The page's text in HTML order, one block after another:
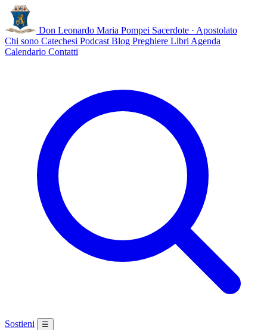
Don Leonardo Maria Pompei Sacerdote · Apostolato
Chi sono Catechesi Podcast Blog Preghiere Libri Agenda
Calendario Contatti
Sostieni ☰